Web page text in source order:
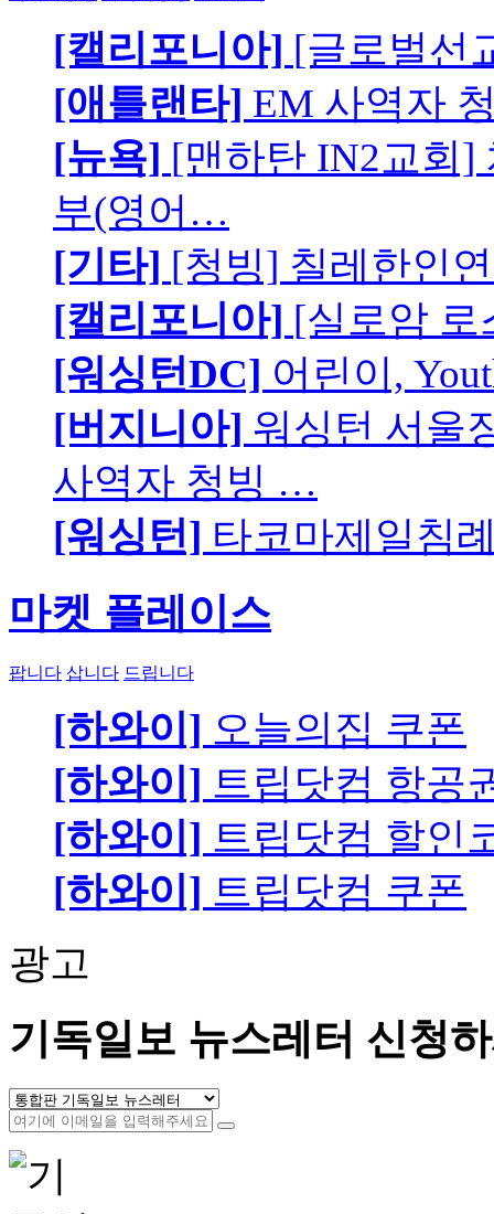
[캘리포니아] [글로벌선
[애틀랜타] EM 사역자
[뉴욕] [맨하탄 IN2교회]
부(영어…
[기타] [청빙] 칠레한인
[캘리포니아] [실로암 로
[워싱턴DC] 어린이,
[버지니아] 워싱턴 서울
사역자 청빙 …
[워싱턴] 타코마제일침
마켓 플레이스
팝니다 삽니다 드립니다
[하와이] 오늘의집 쿠폰
[하와이] 트립닷컴 항공
[하와이] 트립닷컴 할인
[하와이] 트립닷컴 쿠폰
광고
기독일보 뉴스레터 신청